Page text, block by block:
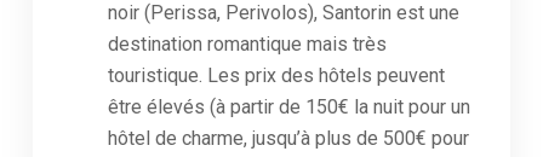
noir (Perissa, Perivolos), Santorin est une
destination romantique mais très
touristique. Les prix des hôtels peuvent
être élevés (à partir de 150€ la nuit pour un
hôtel de charme, jusqu’à plus de 500€ pour